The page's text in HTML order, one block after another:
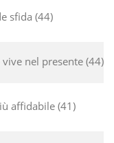
sfida 44
nel presente 44
affidabile 41